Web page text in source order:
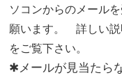
ソコンからのメール
願います。 詳しい
をご覧下さい。
✱メールが見当たら